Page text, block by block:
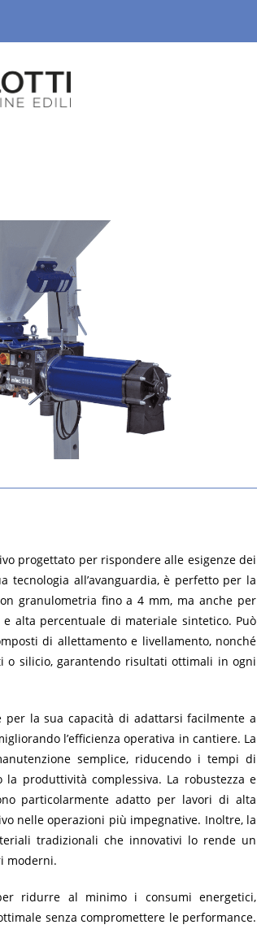
progettato per rispondere alle esigenze dei
tecnologia all’avanguardia, è perfetto per la
granulometria fino a 4 mm, ma anche per
alta percentuale di materiale sintetico. Può
di allettamento e livellamento, nonché
o silicio, garantendo risultati ottimali in ogni
per la sua capacità di adattarsi facilmente a
l’efficienza operativa in cantiere. La
semplice, riducendo i tempi di
produttività complessiva. La robustezza e
particolarmente adatto per lavori di alta
nelle operazioni più impegnative. Inoltre, la
tradizionali che innovativi lo rende un
moderni.
ridurre al minimo i consumi energetici,
senza compromettere le performance.